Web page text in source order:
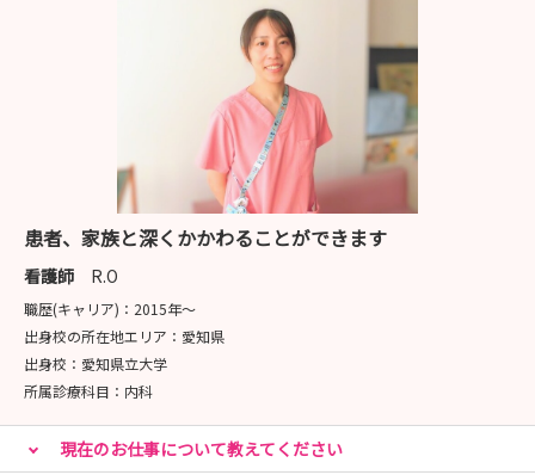
患者、家族と深くかかわることができます
看護師 R.O
職歴(キャリア)： 2015年〜
出身校の所在地エリア： 愛知県
出身校： 愛知県立大学
所属診療科目： 内科
現在のお仕事について教えてください